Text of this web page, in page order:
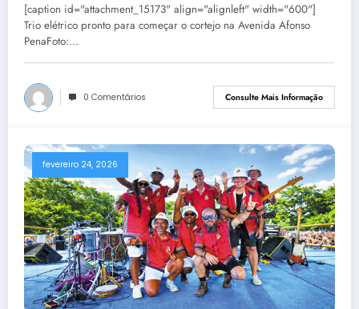
[caption id="attachment_15173" align="alignleft" width="600"]
Trio elétrico pronto para começar o cortejo na Avenida Afonso
PenaFoto:…
0 Comentários Consulte Mais Informação
fevereiro 24, 2026